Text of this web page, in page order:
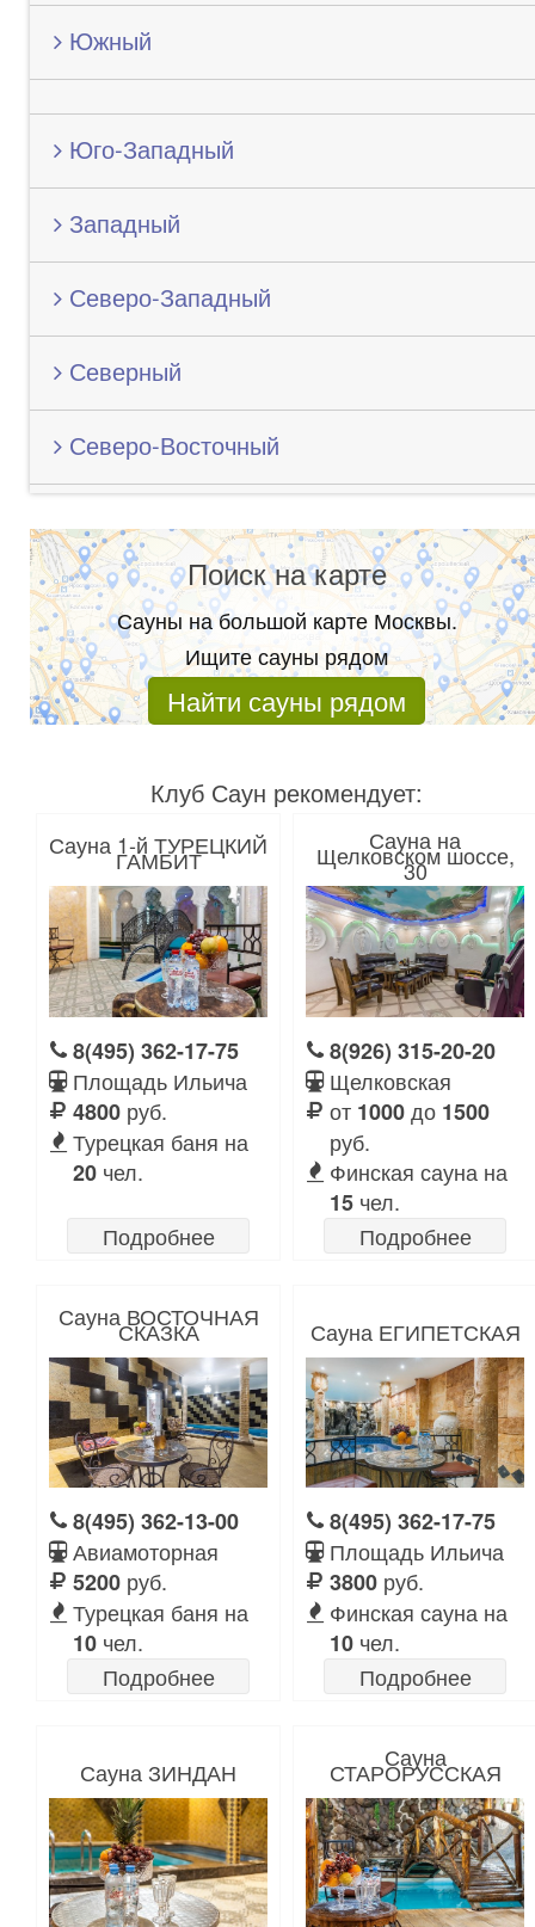
Южный
Юго-Западный
Западный
Северо-Западный
Северный
Северо-Восточный
Поиск на карте
Сауны на большой карте Москвы.
Ищите сауны рядом
Найти сауны рядом
Клуб Саун рекомендует:
Сауна 1-й ТУРЕЦКИЙ
ГАМБИТ
8(495) 362-17-75
Площадь Ильича
4800 руб.
Турецкая баня на
20 чел.
Подробнее
Сауна на
Щелковском шоссе,
30
8(926) 315-20-20
Щелковская
от 1000до 1500
руб.
Финская сауна на
15 чел.
Подробнее
Сауна ВОСТОЧНАЯ
СКАЗКА
8(495) 362-13-00
Авиамоторная
5200 руб.
Турецкая баня на
10 чел.
Подробнее
Сауна ЕГИПЕТСКАЯ
8(495) 362-17-75
Площадь Ильича
3800 руб.
Финская сауна на
10 чел.
Подробнее
Сауна ЗИНДАН Сауна
СТАРОРУССКАЯ